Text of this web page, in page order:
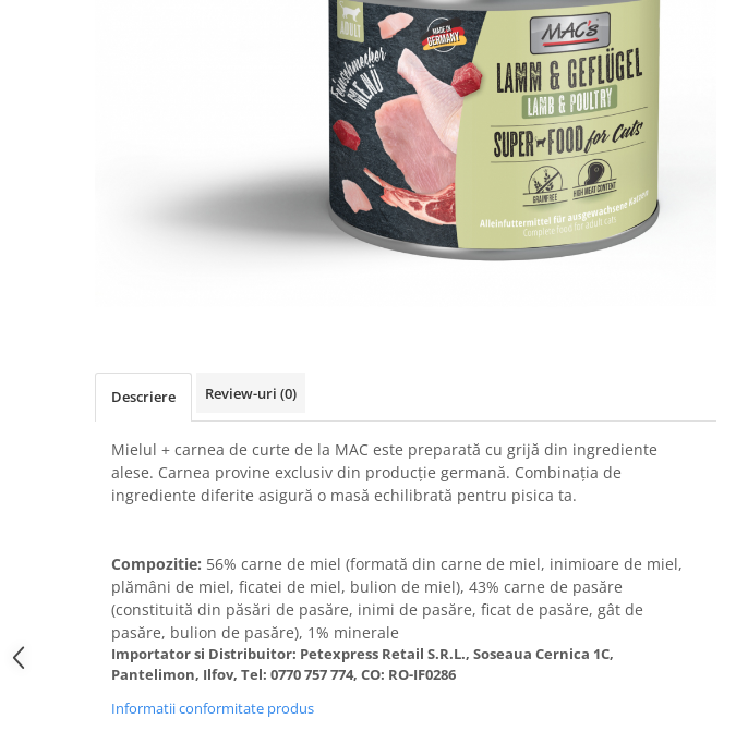
HRANA USCATA
NISIP & ASTERNUT IGIENIC
RECOMPENSE
PASARI EXOTICE
Donatii hrana
petexpress PLUS+
Descriere Review-uri (0)
Mielul + carnea de curte de la MAC este preparată cu grijă din ingrediente
alese. Carnea provine exclusiv din producție germană. Combinația de
ingrediente diferite asigură o masă echilibrată pentru pisica ta.
Compozitie: 56% carne de miel (formată din carne de miel, inimioare de miel,
plămâni de miel, ficatei de miel, bulion de miel), 43% carne de pasăre
(constituită din păsări de pasăre, inimi de pasăre, ficat de pasăre, gât de
pasăre, bulion de pasăre), 1% minerale
Importator si Distribuitor: Petexpress Retail S.R.L., Soseaua Cernica 1C,
Pantelimon, Ilfov, Tel: 0770 757 774, CO: RO-IF0286
Informatii conformitate produs